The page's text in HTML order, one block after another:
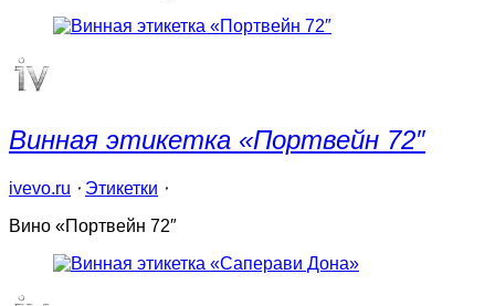
Винная этикетка «Портвейн 72″
ivevo.ru ⋅ Этикетки ⋅
Вино «Портвейн 72″